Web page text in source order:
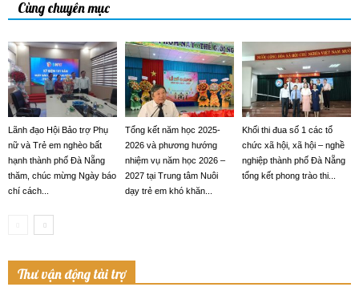
Cùng chuyên mục
Lãnh đạo Hội Bảo trợ Phụ
nữ và Trẻ em nghèo bất
hạnh thành phố Đà Nẵng
thăm, chúc mừng Ngày báo
chí cách...
Tổng kết năm học 2025-
2026 và phương hướng
nhiệm vụ năm học 2026 –
2027 tại Trung tâm Nuôi
dạy trẻ em khó khăn...
Khối thi đua số 1 các tổ
chức xã hội, xã hội – nghề
nghiệp thành phố Đà Nẵng
tổng kết phong trào thi...
Thư vận động tài trợ